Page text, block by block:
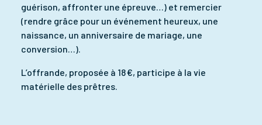
guérison, affronter une épreuve…) et remercier
(rendre grâce pour un événement heureux, une
naissance, un anniversaire de mariage, une
conversion…).
L’offrande, proposée à 18 €, participe à la vie
matérielle des prêtres.